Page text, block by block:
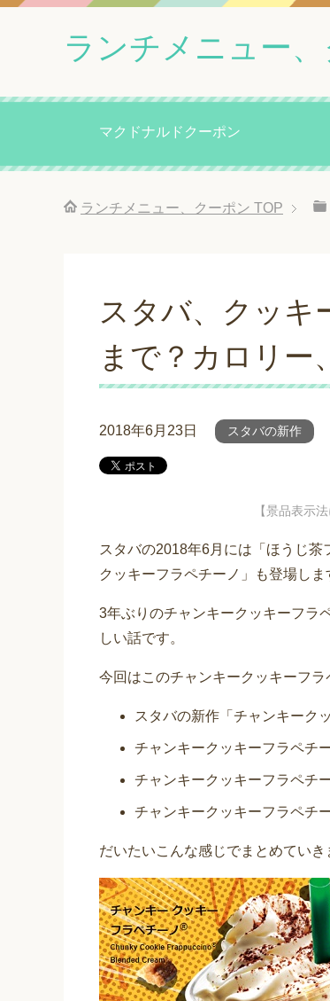
ランチメニュー
マクドナルドクーポン
ランチメニュー、クーポン TOP
スタバ、クッキ
まで？カロリー
2018年6月23日 スタバの新作
【景品表示
スタバの2018年6月には「ほうじ
クッキーフラペチーノ」も登場しま
3年ぶりのチャンキークッキーフラ
しい話です。
今回はこのチャンキークッキーフラ
スタバの新作「チャンキーク
チャンキークッキーフラペチ
チャンキークッキーフラペチ
チャンキークッキーフラペチ
だいたいこんな感じでまとめてい